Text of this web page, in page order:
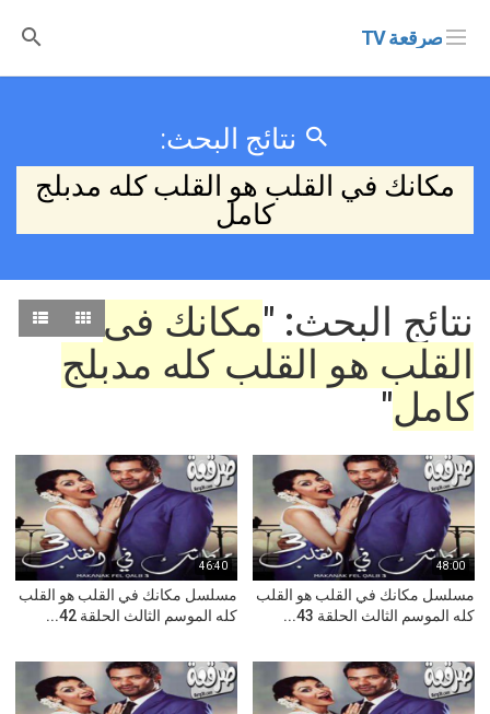
صرقعة TV
نتائج البحث:
مكانك في القلب هو القلب كله مدبلج
كامل
نتائج البحث: "مكانك في
القلب هو القلب كله مدبلج
كامل"
48:00
مسلسل مكانك في القلب هو القلب
كله الموسم الثالث الحلقة 43...
46:40
مسلسل مكانك في القلب هو القلب
كله الموسم الثالث الحلقة 42...